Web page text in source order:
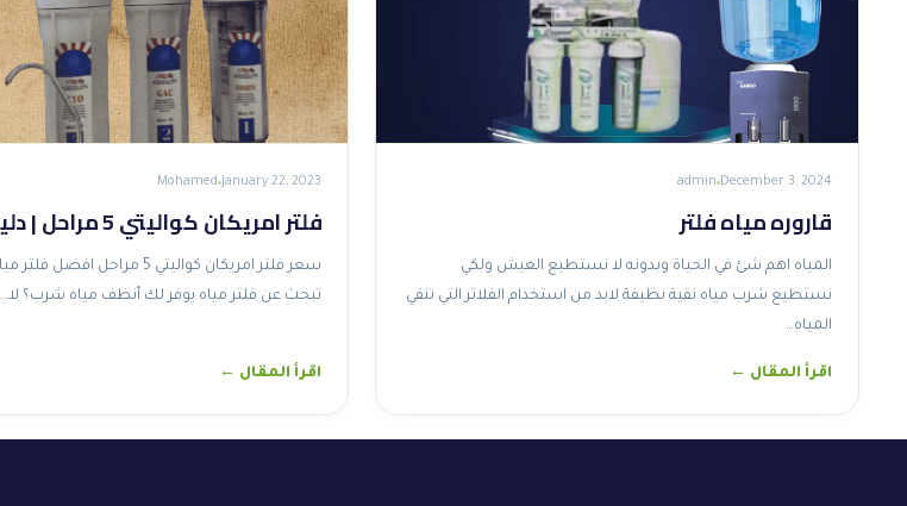
December 3, 2024
admin
قاروره مياه فلتر
المياه اهم شئ في الحياة وبدونه لا نستطيع العيش ولكي
نستطيع شرب مياه نقية نظيفة لابد من استخدام الفلاتر التي تنقي
المياه…
اقرأ المقال ←
January 22, 2023
Mohamed
فلتر امريكان كواليتي 5 مراحل | دليلك للشراء
تبحث عن فلتر مياه يوفر لك أنظف مياه شرب؟ لا…
اقرأ المقال ←